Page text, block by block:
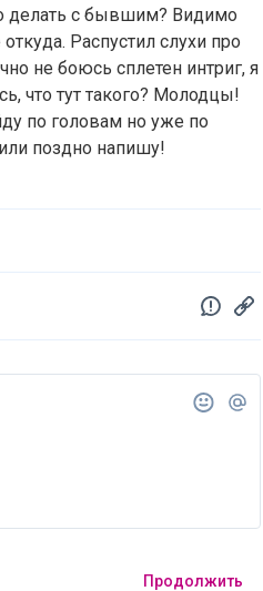
делать с бывшим? Видимо
Распустил слухи про
не боюсь сплетен интриг, я
что тут такого? Молодцы!
по головам но уже по
поздно напишу!
Продолжить